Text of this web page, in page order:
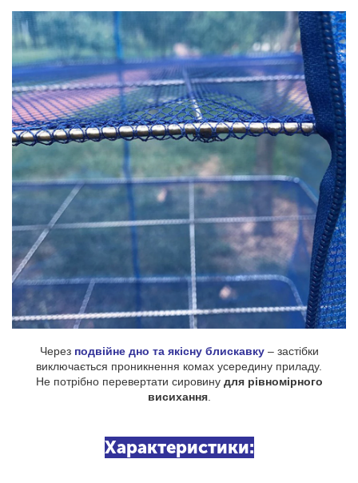
Через подвійне дно та якісну блискавку– застібки
виключається проникнення комах усередину приладу.
Не потрібно перевертати сировину для рівномірного
висихання.
Характеристики: